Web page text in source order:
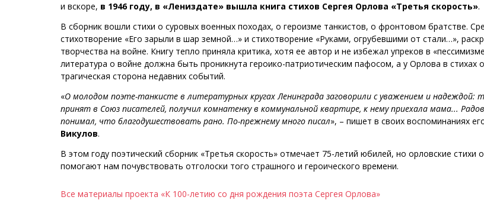
и вскоре, в 1946 году, в «Лениздате» вышла книга стихов Сергея Орлова «Третья скорость».
В сборник вошли стихи о суровых военных походах, о героизме танкистов, о фронтовом братстве.
стихотворение «Его зарыли в шар земной…» и стихотворение «Руками, огрубевшими от стали…»,
творчества на войне. Книгу тепло приняла критика, хотя ее автор и не избежал упреков в
литература о войне должна быть проникнута героико-патриотическим пафосом, а у Орлова в стихах
трагическая сторона недавних событий.
«О молодом поэте-танкисте в литературных кругах Ленинграда заговорили с уважением и надеждой:
принят в Союз писателей, получил комнатенку в коммунальной квартире, к нему приехала мама...
понимал, что благодушествовать рано. По-прежнему много писал», – пишет в своих воспоминаниях
Викулов.
В этом году поэтический сборник «Третья скорость» отмечает 75-летий юбилей, но орловские стихи
помогают нам почувствовать отголоски того страшного и героического времени.
Все материалы проекта «К 100-летию со дня рождения поэта Сергея Орлова»